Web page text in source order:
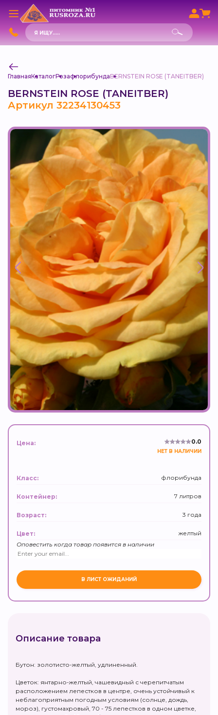
Поиск
товаров
ГлавнаяКаталогРозафлорибундаBERNSTEIN ROSE (TANEITBER)
BERNSTEIN ROSE (TANEITBER)
Артикул 32234130453
Цена: 0.0
НЕТ В НАЛИЧИИ
Класс: флорибунда
Контейнер: 7 литров
Возраст: 3 года
Цвет:
желтый
Оповестить когда товар появится в наличии
Описание товара
Бутон: золотисто-желтый, удлиненный.
Цветок: янтарно-желтый, чашевидный с черепитчатым
расположением лепестков в центре, очень устойчивый к
неблагоприятным погодным условиям (солнце, дождь,
мороз), густомахровый, 70 - 75 лепестков в одном цветке,